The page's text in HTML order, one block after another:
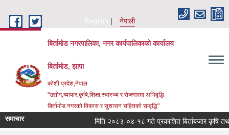
English
नेपाली
बिर्तामोड नगरपालिका, नगर कार्यपालिकाको कार्यालय
बिर्तामोड, झापा
कोशी प्रदेश,नेपाल
"उद्योग,व्यापार,कृषि,शिक्षा,स्वास्थ्य र रोजगारमा अभिवृद्धि
बिर्तामोड नगरको विकास र सुशासन सहितको सम्वृद्धि"
समाचार मिति २०८३-०४-१८ गते प्रकाशित बिर्ताबजार कृषि तथा